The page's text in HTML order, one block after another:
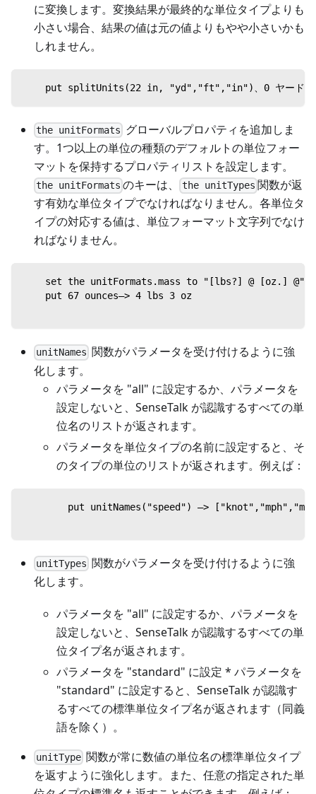
に変換します。変換結果が最終的な単位タイプよりも
小さい場合、結果の値は元の値よりもやや小さいかも
しれません。
put splitUnits(22 in, "yd","ft","in")、0 ヤード、
the unitFormats グローバルプロパティを追加しま
す。1つ以上の単位の種類のデフォルトの単位フォー
マットを保持するプロパティリストを設定します。
the unitFormats のキーは、 the unitTypes 関数が返
す有効な単位タイプでなければなりません。各単位タ
イプの対応する値は、単位フォーマット文字列でなけ
ればなりません。
    set the unitFormats.mass to "[lbs?] @ [oz.] @"
    put 67 ounces—> 4 lbs 3 oz
unitNames 関数がパラメータを受け付けるように強
化します。
パラメータを "all" に設定するか、パラメータを
設定しないと、SenseTalk が認識するすべての単
位名のリストが返されます。
パラメータを単位タイプの名前に設定すると、そ
のタイプの単位のリストが返されます。例えば：
put unitNames("speed") —>
unitTypes 関数がパラメータを受け付けるように強
化します。
パラメータを "all" に設定するか、パラメータを
設定しないと、SenseTalk が認識するすべての単
位タイプ名が返されます。
パラメータを "standard" に設定 * パラメータを
"standard" に設定すると、SenseTalk が認識す
るすべての標準単位タイプ名が返されます（同義
語を除く）。
unitType 関数が常に数値の単位名の標準単位タイプ
を返すように強化します。また、任意の指定された単